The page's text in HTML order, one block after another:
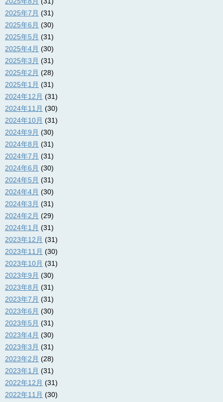
2025年7月 (31)
2025年6月 (30)
2025年5月 (31)
2025年4月 (30)
2025年3月 (31)
2025年2月 (28)
2025年1月 (31)
2024年12月 (31)
2024年11月 (30)
2024年10月 (31)
2024年9月 (30)
2024年8月 (31)
2024年7月 (31)
2024年6月 (30)
2024年5月 (31)
2024年4月 (30)
2024年3月 (31)
2024年2月 (29)
2024年1月 (31)
2023年12月 (31)
2023年11月 (30)
2023年10月 (31)
2023年9月 (30)
2023年8月 (31)
2023年7月 (31)
2023年6月 (30)
2023年5月 (31)
2023年4月 (30)
2023年3月 (31)
2023年2月 (28)
2023年1月 (31)
2022年12月 (31)
2022年11月 (30)